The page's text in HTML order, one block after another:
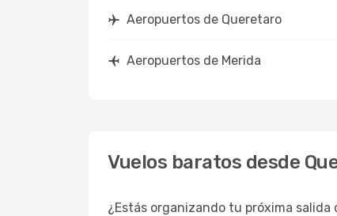
Aeropuertos de Queretaro
Aeropuertos de Merida
Vuelos baratos desde
¿Estás organizando tu próxima salida